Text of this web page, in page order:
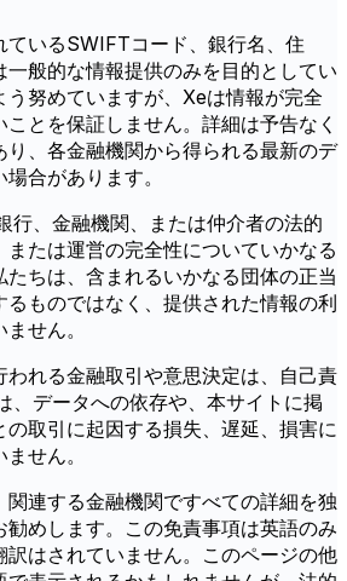
ているSWIFTコード、銀行名、住
一般的な情報提供のみを目的としてい
う努めていますが、Xeは情報が完全
とを保証しません。詳細は予告なく
り、各金融機関から得られる最新のデ
合があります。
行、金融機関、または仲介者の法的
たは運営の完全性についていかなる
ちは、含まれるいかなる団体の正当
ものではなく、提供された情報の利
せん。
われる金融取引や意思決定は、自己責
、データへの依存や、本サイトに掲
取引に起因する損失、遅延、損害に
せん。
連する金融機関ですべての詳細を独
勧めします。この免責事項は英語のみ
訳はされていません。このページの他